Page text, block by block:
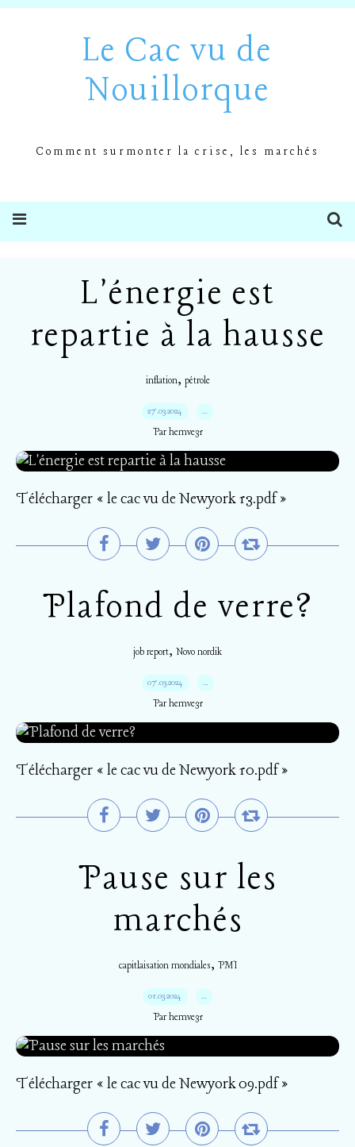
Le Cac vu de
Nouillorque
Comment surmonter la crise, les marchés
L'énergie est
repartie à la hausse
inflation, pétrole
27.03.2024 …
Par hemve31
Télécharger « le cac vu de Newyork 13.pdf »
Plafond de verre?
job report, Novo nordik
07.03.2024 …
Par hemve31
Télécharger « le cac vu de Newyork 10.pdf »
Pause sur les
marchés
capitlaisation mondiales, PMI
01.03.2024 …
Par hemve31
Télécharger « le cac vu de Newyork 09.pdf »